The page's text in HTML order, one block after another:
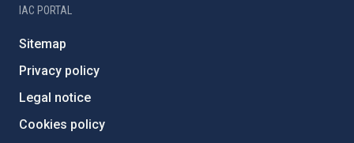
IAC PORTAL
Sitemap
Privacy policy
Legal notice
Cookies policy